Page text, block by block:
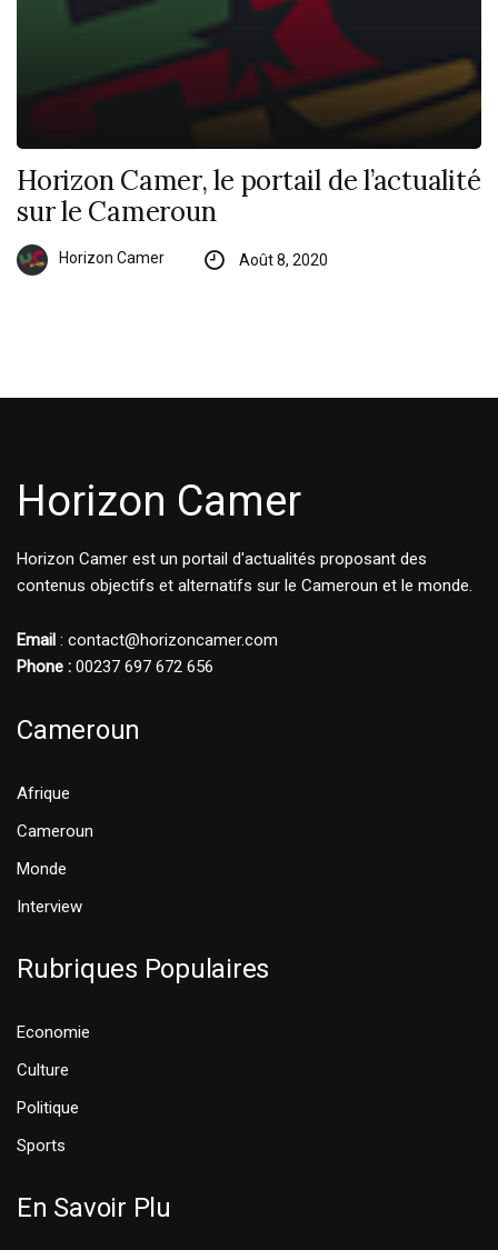
Horizon Camer, le portail de l’actualité
sur le Cameroun
Horizon Camer Août 8, 2020
Horizon Camer
Horizon Camer est un portail d'actualités proposant des
contenus objectifs et alternatifs sur le Cameroun et le monde.
Email : contact@horizoncamer.com
Phone : 00237 697 672 656
Cameroun
Afrique
Cameroun
Monde
Interview
Rubriques Populaires
Economie
Culture
Politique
Sports
En Savoir Plu